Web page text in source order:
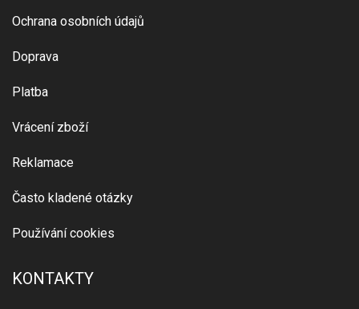
Ochrana osobních údajů
Doprava
Platba
Vrácení zboží
Reklamace
Často kladené otázky
Používání cookies
KONTAKTY